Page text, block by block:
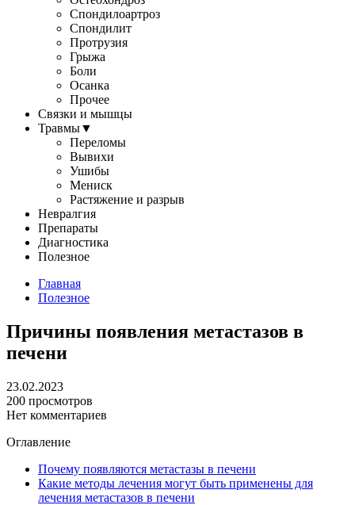
Спондилоартроз
Спондилит
Протрузия
Грыжа
Боли
Осанка
Прочее
Связки и мышцы
Травмы▼
Переломы
Вывихи
Ушибы
Мениск
Растяжение и разрыв
Невралгия
Препараты
Диагностика
Полезное
Главная
Полезное
Причины появления метастазов в
печени
23.02.2023
200 просмотров
Нет комментариев
Оглавление
Почему появляются метастазы в печени
Какие методы лечения могут быть применены для
лечения метастазов в печени